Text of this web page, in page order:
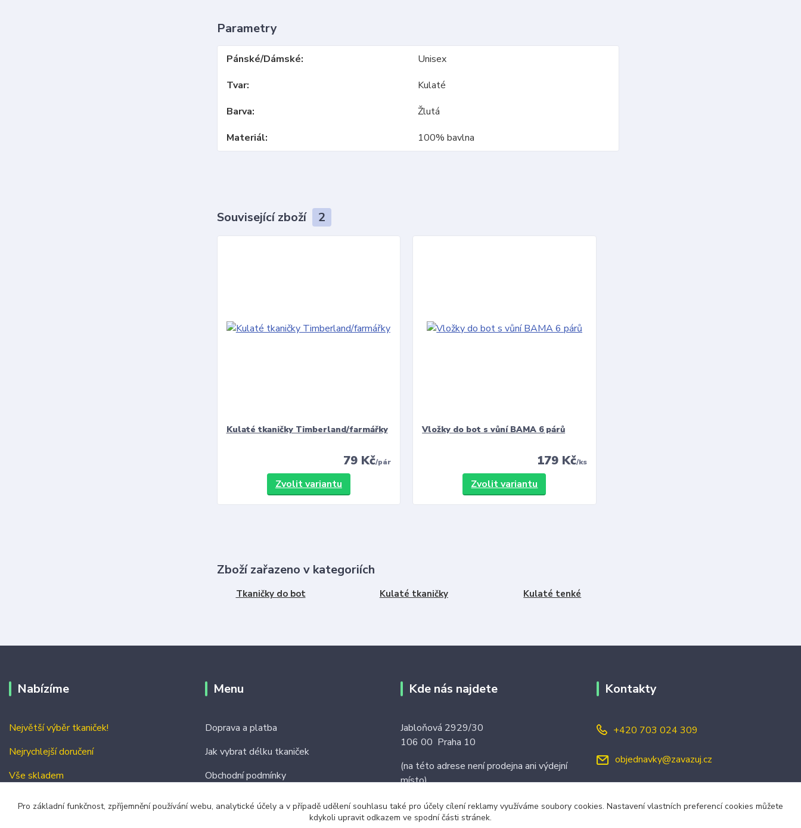
Parametry
Pánské/Dámské
Unisex
Tvar
Kulaté
Barva
Žlutá
Materiál
100% bavlna
Související zboží 2
Kulaté tkaničky Timberland/farmářky
79 Kč/pár
Zvolit variantu
Vložky do bot s vůní BAMA 6 párů
179 Kč/ks
Zvolit variantu
Zboží zařazeno v kategoriích
Tkaničky do bot Kulaté tkaničky Kulaté tenké
Nabízíme
Největší výběr tkaniček!
Nejrychlejší doručení
Vše skladem
Menu
Doprava a platba
Jak vybrat délku tkaniček
Obchodní podmínky
Kde nás najdete
Jabloňová 2929/30
106 00 Praha 10
(na této adrese není prodejna ani výdejní
místo)
Kontakty
+420 703 024 309
objednavky@zavazuj.cz
Pro základní funkčnost, zpříjemnění používání webu, analytické účely a v případě udělení souhlasu také pro účely cílení reklamy využíváme soubory cookies. Nastavení vlastních preferencí cookies můžete
kdykoli upravit odkazem ve spodní části stránek.